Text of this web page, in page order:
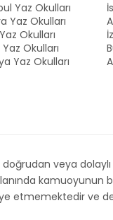
Yaz Okulları
Yaz Okulları
Okulları
Okulları
Yaz Okulları
veya dolaylı
kamuoyunun
etmemektedir ve